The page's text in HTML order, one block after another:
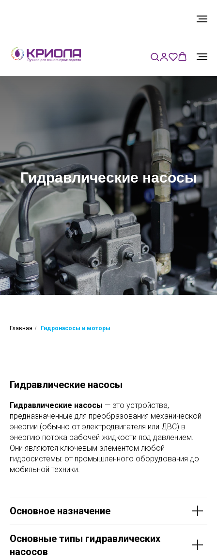
Гидравлические насосы
Главная / Гидронасосы и моторы
Гидравлические насосы
Гидравлические насосы — это устройства,
предназначенные для преобразования механической
энергии (обычно от электродвигателя или ДВС) в
энергию потока рабочей жидкости под давлением.
Они являются ключевым элементом любой
гидросистемы: от промышленного оборудования до
мобильной техники.
Основное назначение
Основные типы гидравлических
насосов